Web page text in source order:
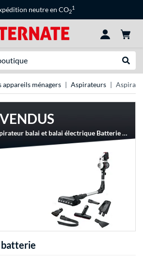
neutre en CO2
1
appareils ménagers Aspirateurs
Bosch BSS711W aspirateur balai et balai électrique Batterie Sec Sans sac 0,3 L Noir, Argent, Blanc, Aspirateur balais